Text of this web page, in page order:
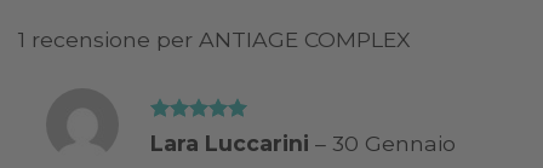
1 recensione per ANTIAGE COMPLEX
Valutato 5
su 5
Lara Luccarini– 30 Gennaio